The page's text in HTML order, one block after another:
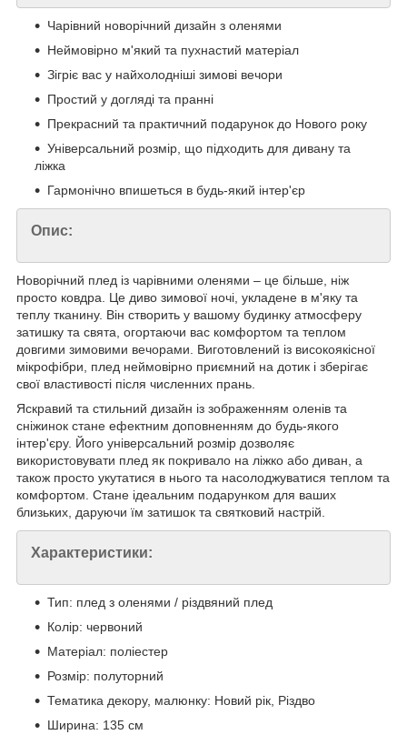
Чарівний новорічний дизайн з оленями
Неймовірно м'який та пухнастий матеріал
Зігріє вас у найхолодніші зимові вечори
Простий у догляді та пранні
Прекрасний та практичний подарунок до Нового року
Універсальний розмір, що підходить для дивану та
ліжка
Гармонічно впишеться в будь-який інтер'єр
Опис:
Новорічний плед із чарівними оленями – це більше, ніж
просто ковдра. Це диво зимової ночі, укладене в м'яку та
теплу тканину. Він створить у вашому будинку атмосферу
затишку та свята, огортаючи вас комфортом та теплом
довгими зимовими вечорами. Виготовлений із високоякісної
мікрофібри, плед неймовірно приємний на дотик і зберігає
свої властивості після численних прань.
Яскравий та стильний дизайн із зображенням оленів та
сніжинок стане ефектним доповненням до будь-якого
інтер'єру. Його універсальний розмір дозволяє
використовувати плед як покривало на ліжко або диван, а
також просто укутатися в нього та насолоджуватися теплом та
комфортом. Стане ідеальним подарунком для ваших
близьких, даруючи їм затишок та святковий настрій.
Характеристики:
Тип: плед з оленями / різдвяний плед
Колір: червоний
Матеріал: поліестер
Розмір: полуторний
Тематика декору, малюнку: Новий рік, Різдво
Ширина: 135 см